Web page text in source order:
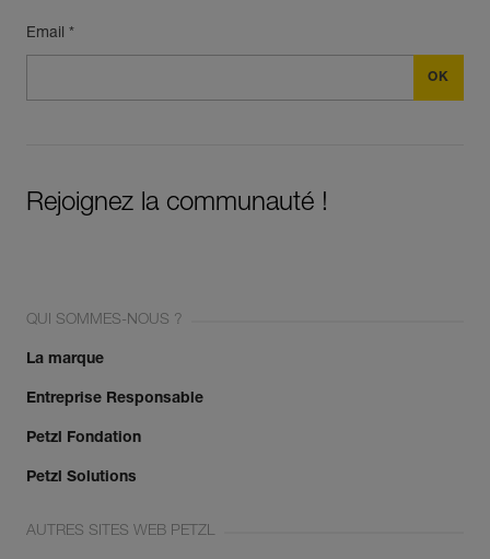
Email *
Rejoignez la communauté !
QUI SOMMES-NOUS ?
La marque
Entreprise Responsable
Petzl Fondation
Petzl Solutions
AUTRES SITES WEB PETZL